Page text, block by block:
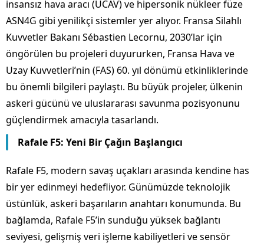
insansız hava aracı (UCAV) ve hipersonik nükleer füze
ASN4G gibi yenilikçi sistemler yer alıyor. Fransa Silahlı
Kuvvetler Bakanı Sébastien Lecornu, 2030’lar için
öngörülen bu projeleri duyururken, Fransa Hava ve
Uzay Kuvvetleri’nin (FAS) 60. yıl dönümü etkinliklerinde
bu önemli bilgileri paylaştı. Bu büyük projeler, ülkenin
askeri gücünü ve uluslararası savunma pozisyonunu
güçlendirmek amacıyla tasarlandı.
Rafale F5: Yeni Bir Çağın Başlangıcı
Rafale F5, modern savaş uçakları arasında kendine has
bir yer edinmeyi hedefliyor. Günümüzde teknolojik
üstünlük, askeri başarıların anahtarı konumunda. Bu
bağlamda, Rafale F5’in sunduğu yüksek bağlantı
seviyesi, gelişmiş veri işleme kabiliyetleri ve sensör